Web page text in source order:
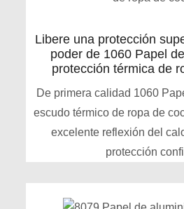
Libere una protección
poder de 1060 Papel
protección térmica de
De primera calidad 1060
escudo térmico de ropa de
excelente reflexión del
protección